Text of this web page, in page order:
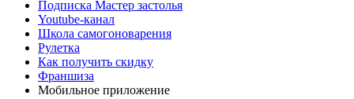
Подписка Мастер застолья
Youtube-канал
Школа самогоноварения
Рулетка
Как получить скидку
Франшиза
Мобильное приложение